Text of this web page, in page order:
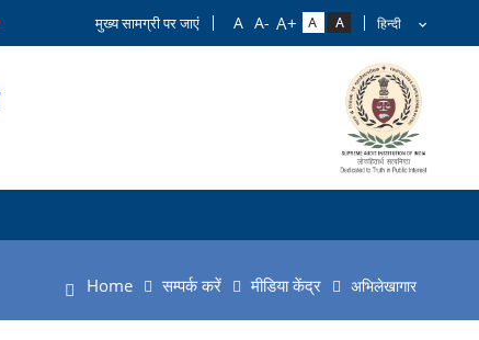
मुख्य सामग्री पर जाएं
Home सम्पर्क करें मीडिया केंद्र अभिलेखागार